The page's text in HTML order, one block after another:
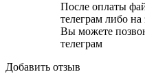
После оплаты
телеграм либо
Вы можете
телеграм
Добавить отзыв